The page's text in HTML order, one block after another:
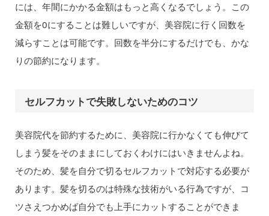
には、年間にかかる金額はもっと高くなるでしょう。この
金額を0にすることは難しいですが、美容院に行く回数を
減らすことは可能です。回数を半分にするだけでも、かな
りの節約になります。
セルフカットで失敗しないためのコツ
美容院代を節約するために、美容院に行かなくても伸びて
しまう髪をそのままにしておくわけにはいきませんよね。
そのため、髪を自分で切るセルフカットで対応する必要が
あります。髪を切るのは特殊な技術がいる行為ですが、コ
ツさえつかめば自分でも上手にカットすることができま